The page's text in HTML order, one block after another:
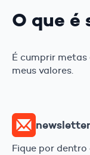
O que é
É cumprir
meus valores.
newsletter
Fique por